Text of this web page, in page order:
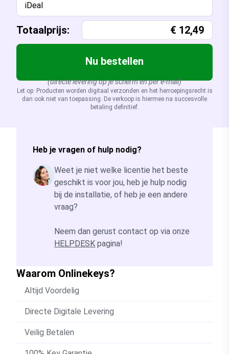
iDeal
Totaalprijs: € 12,49
Nu bestellen
(directe levering op je scherm en per e-mail)
Let op: Producten worden digitaal verzonden en het herroepingsrecht is
dan ook niet van toepassing. De verkoop is hiermee na succesvolle
betaling definitief.
Heb je vragen of hulp nodig?
Weet je niet welke licentie het beste
geschikt is voor jou, heb je hulp nodig
bij de installatie, of heb je een andere
vraag?
Neem dan gerust contact op via onze
HELPDESK pagina!
Waarom Onlinekeys?
Altijd Voordelig
Directe Digitale Levering
Veilig Betalen